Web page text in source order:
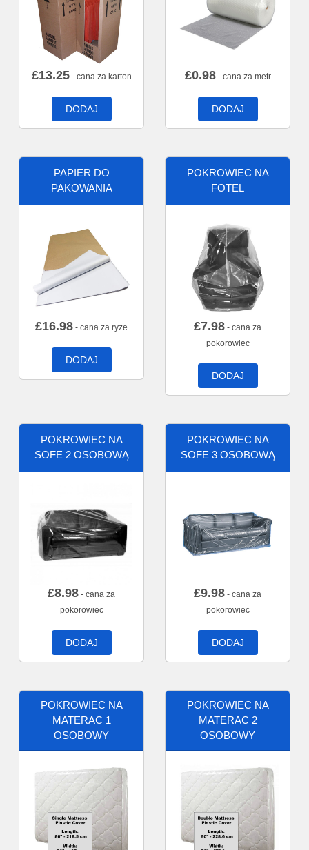
£13.25- cana za karton
DODAJ
£0.98- cana za metr
DODAJ
PAPIER DO
PAKOWANIA
£16.98 - cana za ryze
DODAJ
POKROWIEC NA
FOTEL
£7.98 - cana za
pokorowiec
DODAJ
POKROWIEC NA
SOFE 2 OSOBOWĄ
£8.98 - cana za
pokorowiec
DODAJ
POKROWIEC NA
SOFE 3 OSOBOWĄ
£9.98 - cana za
pokorowiec
DODAJ
POKROWIEC NA
MATERAC 1
OSOBOWY
POKROWIEC NA
MATERAC 2
OSOBOWY